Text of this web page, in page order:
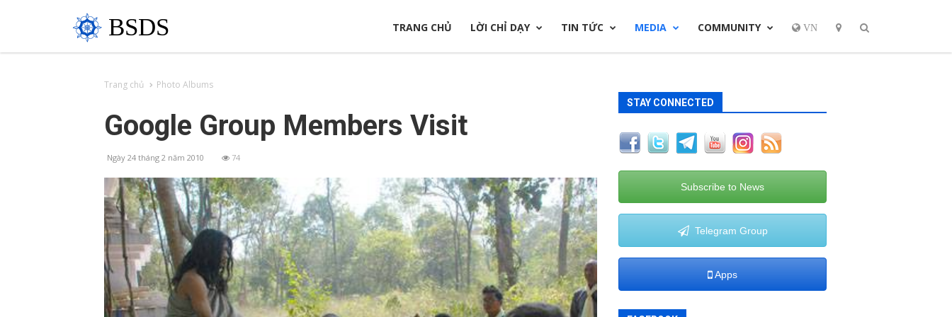
BSDS TRANG CHỦ LỜI CHỈ DẠY TIN TỨC MEDIA COMMUNITY VN
Trang chủ Photo Albums
Google Group Members Visit
Ngày 24 tháng 2 năm 2010 74
STAY CONNECTED
Subscribe to News
Telegram Group
Apps